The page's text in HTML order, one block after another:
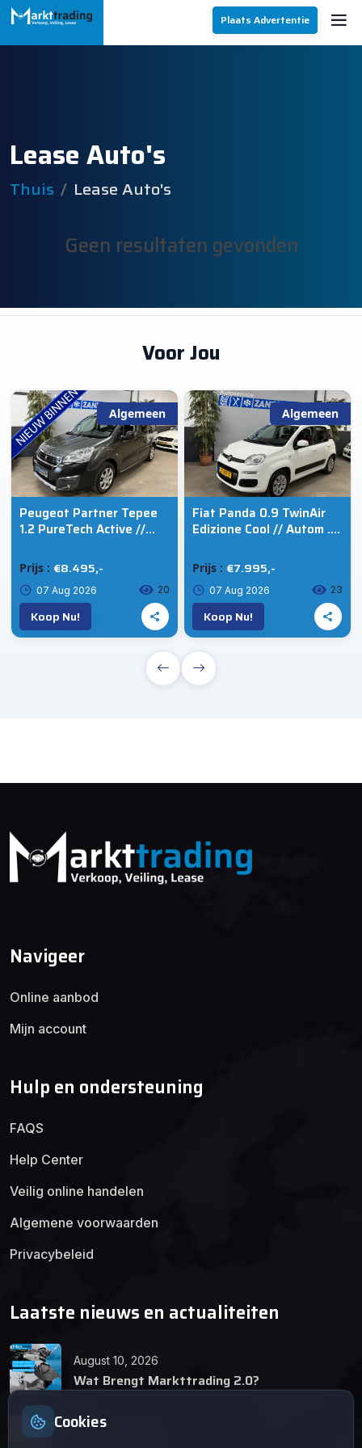
Plaats Advertentie
Lease Auto's
Thuis Lease Auto's
Geen resultaten gevonden
Voor Jou
Algemeen
Peugeot Partner Tepee
1.2 PureTech Active //
Prijs : €8.495,-
07 Aug 2026 20
Koop Nu!
Algemeen
Fiat Panda 0.9 TwinAir
Edizione Cool // Autom .
Prijs : €7.995,-
07 Aug 2026 23
Koop Nu!
Navigeer
Online aanbod
Mijn account
Hulp en ondersteuning
FAQS
Help Center
Veilig online handelen
Algemene voorwaarden
Privacybeleid
Laatste nieuws en actualiteiten
August 10, 2026
Wat Brengt Markttrading 2.0?
Cookies